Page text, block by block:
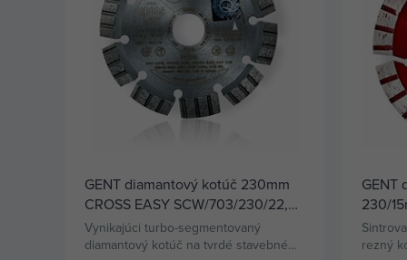
GENT diamantový kotúč 230mm
CROSS EASY SCW/703/230/22,2,
betón vyzretý armovaný, pálená
krytina,
Vynikajúci turbo-segmentovaný
diamantový kotúč na tvrdé stavebné
GENT
230/
SCW/
rezný